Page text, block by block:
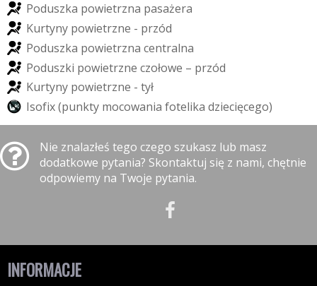
Poduszka powietrzna pasażera
Kurtyny powietrzne - przód
Poduszka powietrzna centralna
Poduszki powietrzne czołowe – przód
Kurtyny powietrzne - tył
Isofix(punkty mocowania fotelika dziecięcego)
Nie znalazłeś tego czego szukasz lub masz
dodatkowe pytania? Skontaktuj się z nami, chętnie
odpowiemy na Twoje pytania.
INFORMACJE